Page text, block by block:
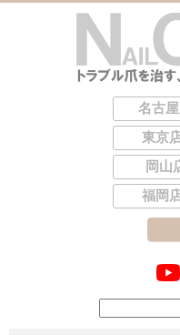
名古
東京
岡山
福岡